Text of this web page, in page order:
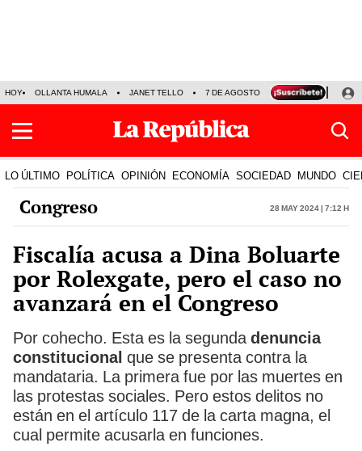
HOY OLLANTA HUMALA JANET TELLO 7 DE AGOSTO TINKA RESULTADOS
LO ÚLTIMO POLÍTICA OPINIÓN ECONOMÍA SOCIEDAD MUNDO
Congreso 28 May 2024 | 7:12 h
Fiscalía acusa a Dina Boluarte
por Rolexgate, pero el caso no
avanzará en el Congreso
Por cohecho. Esta es la segunda denuncia
constitucional que se presenta contra la
mandataria. La primera fue por las muertes en
las protestas sociales. Pero estos delitos no
están en el artículo 117 de la carta magna, el
cual permite acusarla en funciones.